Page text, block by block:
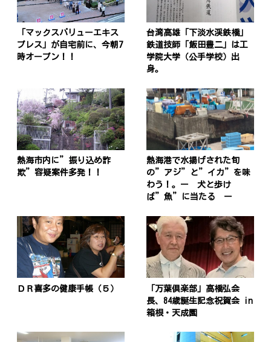
「マックスバリューエキス
プレス」が自宅前に、今朝7
時オープン！！
台湾高雄「下淡水渓鉄橋」
鉄道技師「飯田豊二」は工
学院大学（公手学校）出
身。
熱海市内に”振り込め詐
欺”容疑案件多発！！
熱海港で水揚げされた旬
の”アジ”と”イカ”を味
わう！。ー 犬と歩け
ば”魚”に当たる ー
ＤＲ喜多の健康手帳（５）
「万葉倶楽部」高橋弘会
長、84歳誕生記念祝賀会 in
箱根・天成園